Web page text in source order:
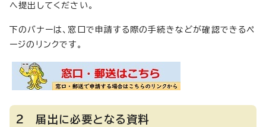
へ提出してください。
下のバナーは、窓口で申請する際の手続きなどが確認できるペ
ージのリンクです。
2 届出に必要となる資料